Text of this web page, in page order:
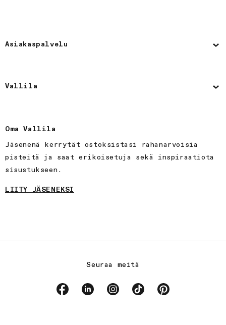
Asiakaspalvelu
Vallila
Oma Vallila
Jäsenenä kerrytät ostoksistasi rahanarvoisia
pisteitä ja saat erikoisetuja sekä inspiraatiota
sisustukseen.
LIITY JÄSENEKSI
Seuraa meitä
FacebookLinkedinInstagramTikTokPinterest